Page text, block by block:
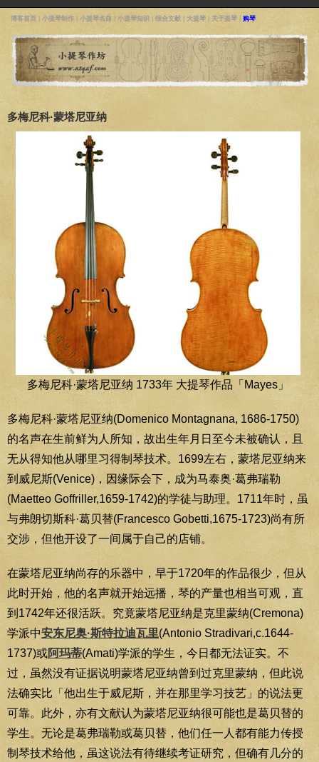
博客首页 小提琴制作 小提琴名曲 小提琴知识 综合文献 大提琴 关于提琴 购琴
多梅尼科·蒙塔尼亚纳
多梅尼科·蒙塔尼亚纳 1733年 大提琴作品「Mayes」
多梅尼科·蒙塔尼亚纳(Domenico Montagnana, 1686-1750)
的名声在生前鲜为人所知，故出生年月日至今未被确认，且
无从得知他从哪里习得制琴技术。1699左右，蒙塔尼亚纳来
到威尼斯(Venice)，因缘际会下，成为马泰奥·葛弗瑞勒
(Maetteo Goffriller,1659-1742)的学徒与助理。1711年时，虽
与弗朗切斯科·葛贝替(Francesco Gobetti,1675-1723)尚有所
交涉，但他开设了一间属于自己的店铺。
在蒙塔尼亚纳尚存的乐器中，早于1720年的作品很少，但从
此时开始，他的名声就开始远播，琴的产量也相当可观，直
到1742年还很活跃。究竟蒙塔尼亚纳是克里蒙纳(Cremona)
学派中安东尼奥·斯特拉迪瓦里(Antonio Stradivari,c.1644-
1737)或阿玛蒂(Amati)学派的学生，今日都无法证实。不
过，虽然没有证据说明蒙塔尼亚纳曾到过克里蒙纳，但此说
法确实比「他出生于威尼斯，并在那里学习技艺」的说法更
可靠。此外，亦有文献认为蒙塔尼亚纳很可能也是葛贝替的
学生。无论是葛弗瑞勒或葛贝替，他们任一人都有能力传授
制琴技术给他，虽这说法有待继续考证研究，但确有几分的